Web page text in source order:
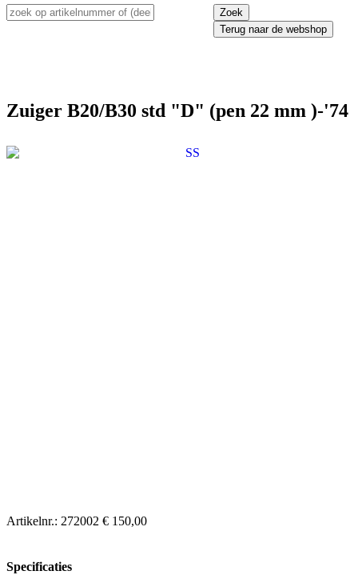
Terug naar de webshop
Zuiger B20/B30 std "D" (pen 22 mm )-'74
Artikelnr.: 272002 € 150,00
Specificaties